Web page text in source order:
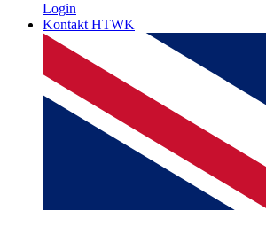
Login
Kontakt HTWK